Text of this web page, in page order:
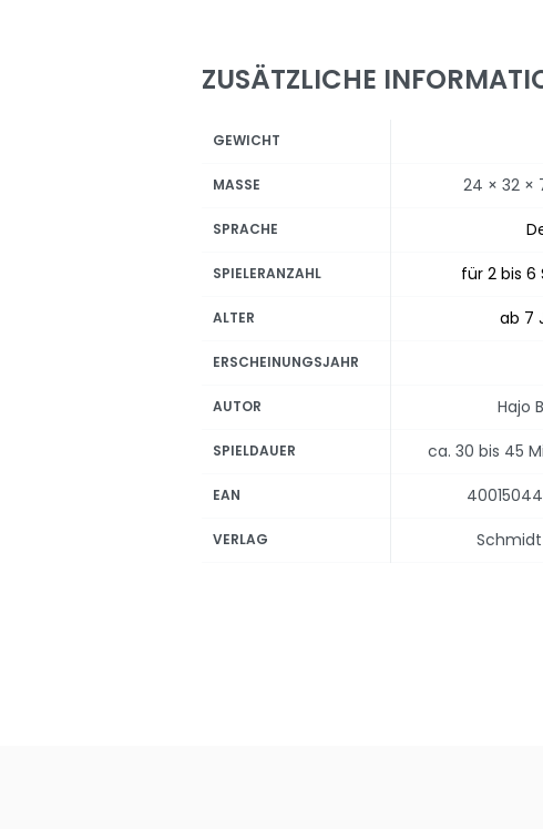
ZUSÄTZLICHE
GEWICHT
MASSE 24 × 32 ×
SPRACHE
SPIELERANZAHL für 2 bis 6
ALTER ab 7
ERSCHEINUNGSJAHR
AUTOR Hajo
SPIELDAUER ca. 30 bis 45
EAN
VERLAG Schmidt